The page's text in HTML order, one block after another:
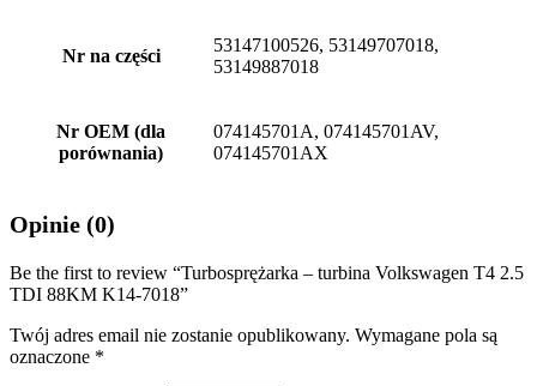
Nr na części
53147100526, 53149707018,
53149887018
Nr OEM (dla
porównania)
074145701A, 074145701AV,
074145701AX
Opinie (0)
Be the first to review “Turbosprężarka – turbina Volkswagen T4 2.5
TDI 88KM K14-7018”
Twój adres email nie zostanie opublikowany. Wymagane pola są
oznaczone *